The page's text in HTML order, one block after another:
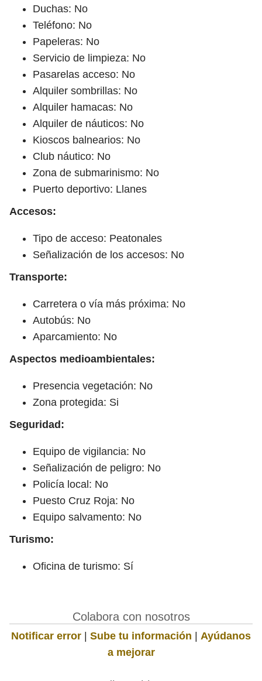
Duchas: No
Teléfono: No
Papeleras: No
Servicio de limpieza: No
Pasarelas acceso: No
Alquiler sombrillas: No
Alquiler hamacas: No
Alquiler de náuticos: No
Kioscos balnearios: No
Club náutico: No
Zona de submarinismo: No
Puerto deportivo: Llanes
Accesos:
Tipo de acceso: Peatonales
Señalización de los accesos: No
Transporte:
Carretera o vía más próxima: No
Autobús: No
Aparcamiento: No
Aspectos medioambientales:
Presencia vegetación: No
Zona protegida: Si
Seguridad:
Equipo de vigilancia: No
Señalización de peligro: No
Policía local: No
Puesto Cruz Roja: No
Equipo salvamento: No
Turismo:
Oficina de turismo: Sí
Colabora con nosotros
Notificar error | Sube tu información | Ayúdanos
a mejorar